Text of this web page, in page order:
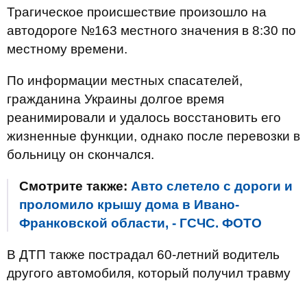
Трагическое происшествие произошло на
автодороге №163 местного значения в 8:30 по
местному времени.
По информации местных спасателей,
гражданина Украины долгое время
реанимировали и удалось восстановить его
жизненные функции, однако после перевозки в
больницу он скончался.
Смотрите также: Авто слетело с дороги и
проломило крышу дома в Ивано-
Франковской области, - ГСЧС. ФОТО
В ДТП также пострадал 60-летний водитель
другого автомобиля, который получил травму